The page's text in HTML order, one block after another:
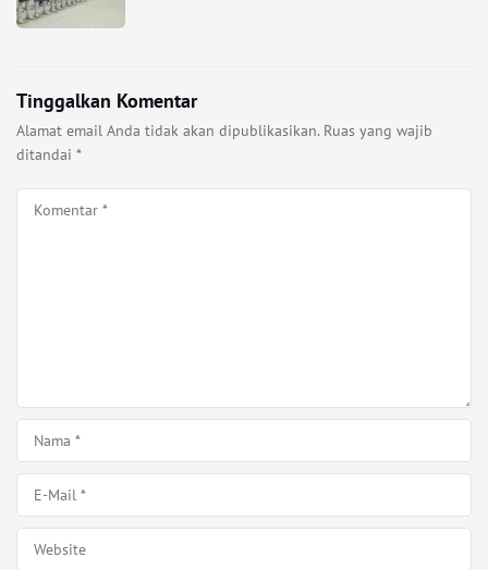
Tinggalkan Komentar
Alamat email Anda tidak akan dipublikasikan. Ruas yang wajib
ditandai *